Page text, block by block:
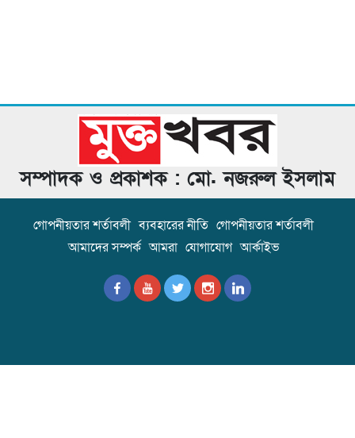
সম্পাদক ও প্রকাশক : মো. নজরুল ইসলাম
গোপনীয়তার শর্তাবলী ব্যবহারের নীতি গোপনীয়তার শর্তাবলী
আমাদের সম্পর্ক আমরা যোগাযোগ আর্কাইভ